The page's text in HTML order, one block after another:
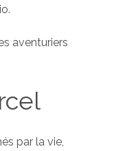
aventuriers
par la vie,